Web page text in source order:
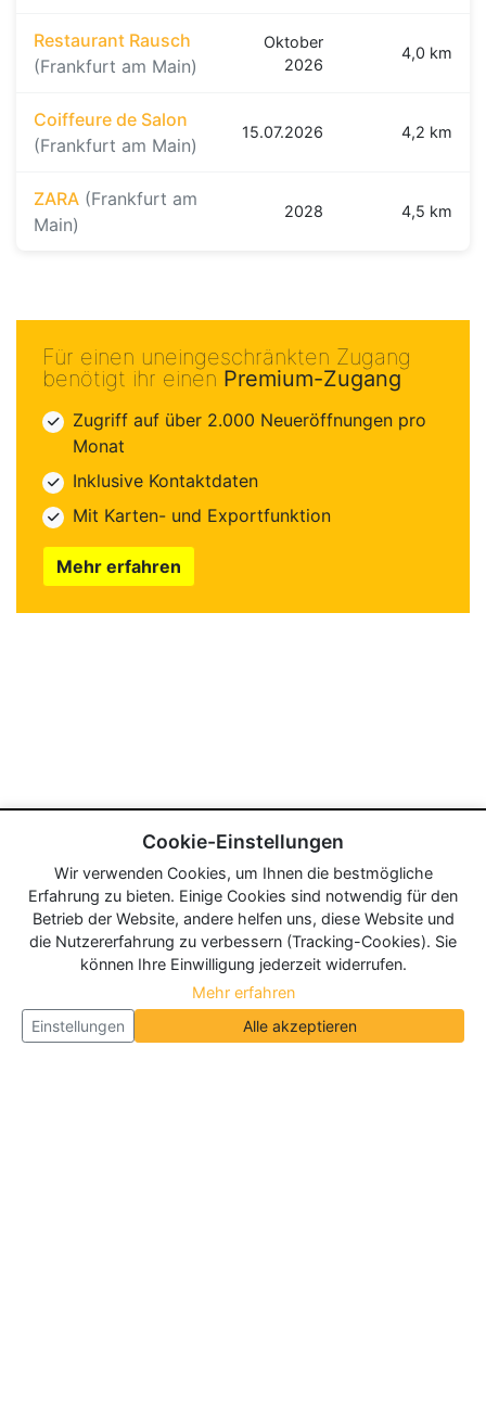
Restaurant Rausch
(Frankfurt am Main)
Oktober
2026
4,0 km
Coiffeure de Salon
(Frankfurt am Main)
15.07.2026 4,2 km
ZARA (Frankfurt am
Main)
2028 4,5 km
Für einen uneingeschränkten Zugang
benötigt ihr einen Premium-Zugang
Zugriff auf über 2.000 Neueröffnungen pro
Monat
Inklusive Kontaktdaten
Mit Karten- und Exportfunktion
Mehr erfahren
Cookie-Einstellungen
Wir verwenden Cookies, um Ihnen die bestmögliche
Erfahrung zu bieten. Einige Cookies sind notwendig für den
Betrieb der Website, andere helfen uns, diese Website und
die Nutzererfahrung zu verbessern (Tracking-Cookies). Sie
können Ihre Einwilligung jederzeit widerrufen.
Mehr erfahren
Einstellungen
Alle akzeptieren